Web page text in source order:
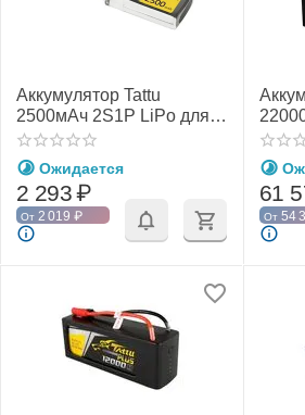
Аккумулятор Tattu
2500мАч 2S1P LiPo для
видео-очков
Ожидается
2 293₽
От 2 019 ₽
LiPo
61
От 54